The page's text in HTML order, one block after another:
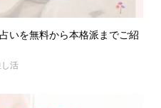
いを無料から本格派までご紹
活